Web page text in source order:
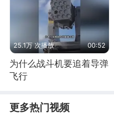
25.1万 次播放 00:52
为什么战斗机要追着导弹
飞行
更多热门视频